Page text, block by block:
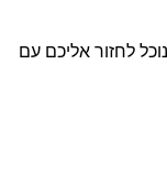
לחזור אליכם עם